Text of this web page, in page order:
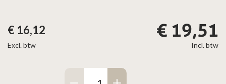
Incl. btw
€ 19,51
Excl. btw
€ 16,12